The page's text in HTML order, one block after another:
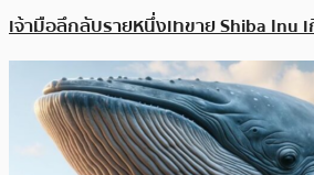
เจ้ามือลึกลับรายหนึ่งเทขาย Shiba Inu